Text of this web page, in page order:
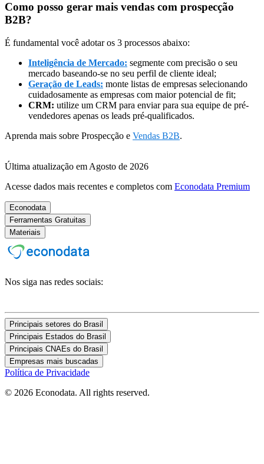
Como posso gerar mais vendas com prospecção
B2B?
É fundamental você adotar os 3 processos abaixo:
Inteligência de Mercado: segmente com precisão o seu
mercado baseando-se no seu perfil de cliente ideal;
Geração de Leads: monte listas de empresas selecionando
cuidadosamente as empresas com maior potencial de fit;
CRM: utilize um CRM para enviar para sua equipe de pré-
vendedores apenas os leads pré-qualificados.
Aprenda mais sobre Prospecção e Vendas B2B.
Última atualização em Agosto de 2026
Acesse dados mais recentes e completos com Econodata Premium
Econodata
Ferramentas Gratuitas
Materiais
Nos siga nas redes sociais:
Principais setores do Brasil
Principais Estados do Brasil
Principais CNAEs do Brasil
Empresas mais buscadas
Política de Privacidade
© 2026 Econodata. All rights reserved.